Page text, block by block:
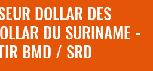
DOLLAR DES
DU SURINAME -
BMD / SRD